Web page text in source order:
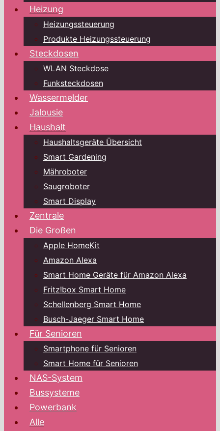
Heizung
Heizungssteuerung
Produkte Heizungssteuerung
Steckdosen
WLAN Steckdose
Funksteckdosen
Wassermelder
Jalousie
Haushalt
Haushaltsgeräte Übersicht
Smart Gardening
Mähroboter
Saugroboter
Smart Display
Zentrale
Die Großen
Apple HomeKit
Amazon Alexa
Smart Home Geräte für Amazon Alexa
Fritz!box Smart Home
Schellenberg Smart Home
Busch-Jaeger Smart Home
Für Senioren
Smartphone für Senioren
Smart Home für Senioren
NAS-System
Bussysteme
Powerbank
Alle